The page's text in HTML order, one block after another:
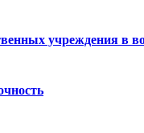
учреждения в